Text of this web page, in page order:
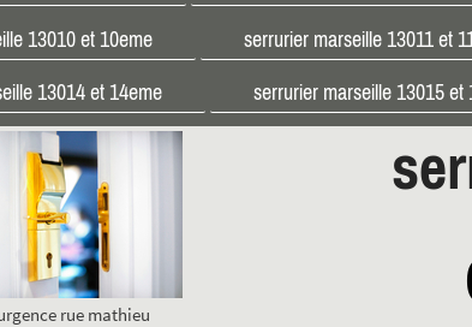
13010 et 10eme serrurier marseille 13011 et
13014 et 14eme serrurier marseille 13015 et
rue mathieu